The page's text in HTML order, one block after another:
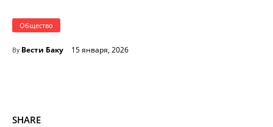
Общество
By Вести Баку 15 января, 2026
SHARE